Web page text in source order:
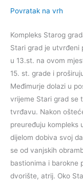
Povratak na vrh
Kompleks Starog
Stari grad je utvrđeni
u 13.st. na ovom
15. st. grade i
Međimurje dolazi u
vrijeme Stari grad se
tvrđavu. Nakon
preuređuju kompleks
dijelom dobiva svoj
se od vanjskih
bastionima i barokne
dvorište, atrij. Oko